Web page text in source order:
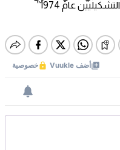
عام 1974”